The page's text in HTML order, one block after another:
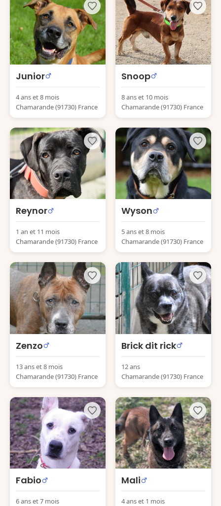
Junior
4 ans et 8 mois
Chamarande (91730) France
Snoop
8 ans et 10 mois
Chamarande (91730) France
Reynor
1 an et 11 mois
Chamarande (91730) France
Wyson
5 ans et 8 mois
Chamarande (91730) France
Zenzo
13 ans et 8 mois
Chamarande (91730) France
Brick dit rick
12 ans
Chamarande (91730) France
Fabio
6 ans et 7 mois
Mali
4 ans et 1 mois